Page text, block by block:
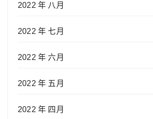
2022 年 八月
2022 年 七月
2022 年 六月
2022 年 五月
2022 年 四月